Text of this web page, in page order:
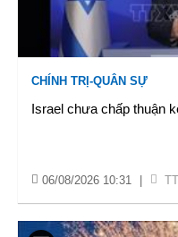
CHÍNH TRỊ-QUÂN SỰ
Israel chưa chấp thuận
06/08/2026 10:31